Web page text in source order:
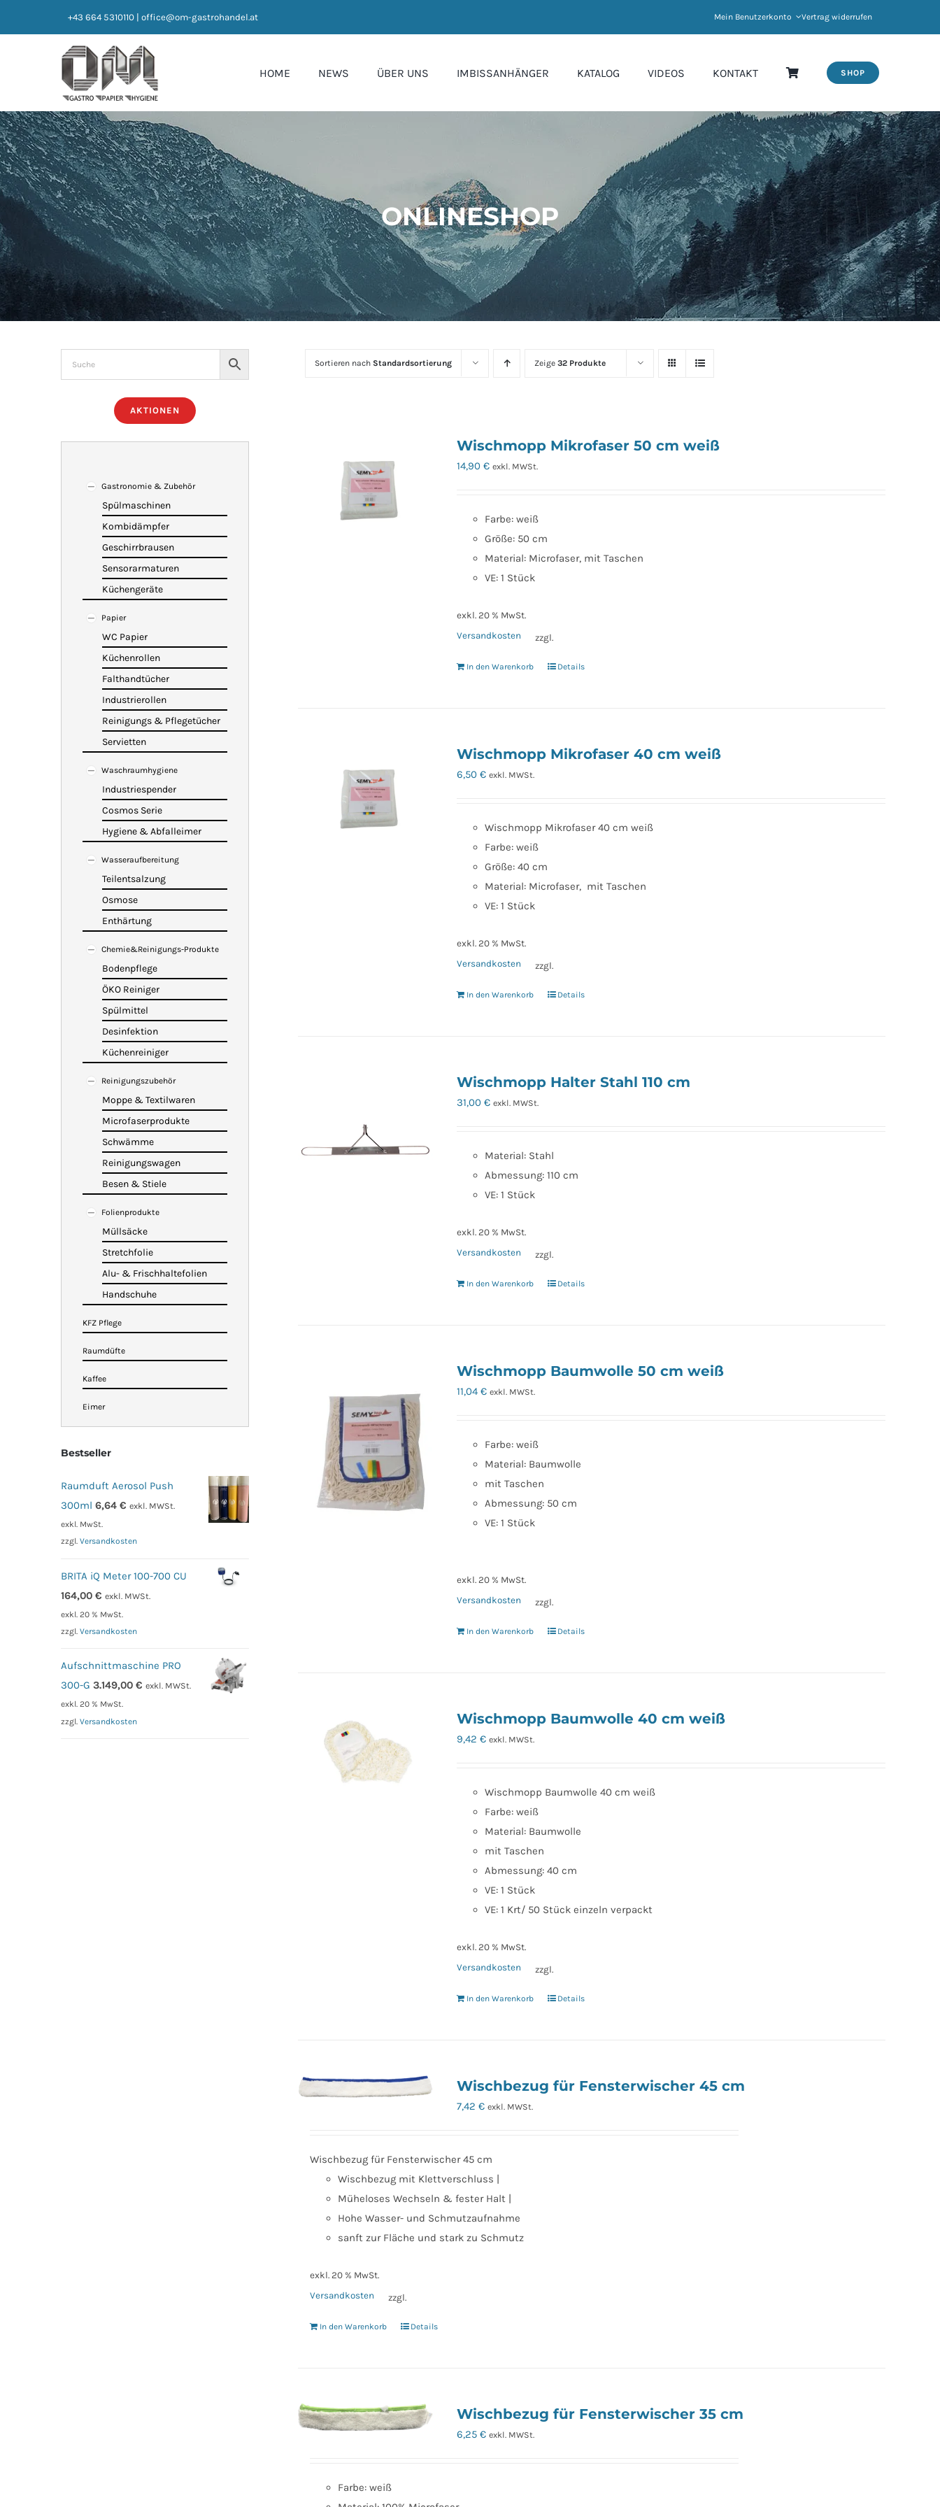
+43 664 5310110 office@om-gastrohandel.at Mein Benutzerkonto Vertrag widerrufen
HOME NEWS ÜBER UNS IMBISSANHÄNGER KATALOG VIDEOS KONTAKT SHOP
ONLINESHOP
Sortieren nach Standardsortierung Zeige32 Produkte
Wischmopp Mikrofaser 50 cm weiß
14,90 € exkl. MWSt.
Farbe: weiß
Größe: 50 cm
Material: Microfaser, mit Taschen
VE: 1 Stück
exkl. 20 % MwSt.
zzgl.
Versandkosten
In den Warenkorb Details
Wischmopp Mikrofaser 40 cm weiß
6,50 € exkl. MWSt.
Wischmopp Mikrofaser 40 cm weiß
Farbe: weiß
Größe: 40 cm
Material: Microfaser, mit Taschen
VE: 1 Stück
exkl. 20 % MwSt.
zzgl.
Versandkosten
In den Warenkorb Details
Wischmopp Halter Stahl 110 cm
31,00 € exkl. MWSt.
Material: Stahl
Abmessung: 110 cm
VE: 1 Stück
exkl. 20 % MwSt.
zzgl.
Versandkosten
In den Warenkorb Details
Wischmopp Baumwolle 50 cm weiß
11,04 € exkl. MWSt.
Farbe: weiß
Material: Baumwolle
mit Taschen
Abmessung: 50 cm
VE: 1 Stück
exkl. 20 % MwSt.
zzgl.
Versandkosten
In den Warenkorb Details
Wischmopp Baumwolle 40 cm weiß
9,42 € exkl. MWSt.
Wischmopp Baumwolle 40 cm weiß
Farbe: weiß
Material: Baumwolle
mit Taschen
Abmessung: 40 cm
VE: 1 Stück
VE: 1 Krt/ 50 Stück einzeln verpackt
exkl. 20 % MwSt.
zzgl.
Versandkosten
In den Warenkorb Details
Wischbezug für Fensterwischer 45 cm
7,42 € exkl. MWSt.
Wischbezug für Fensterwischer 45 cm
Wischbezug mit Klettverschluss |
Müheloses Wechseln & fester Halt |
Hohe Wasser- und Schmutzaufnahme
sanft zur Fläche und stark zu Schmutz
exkl. 20 % MwSt.
zzgl.
Versandkosten
In den Warenkorb Details
Wischbezug für Fensterwischer 35 cm
6,25 € exkl. MWSt.
Farbe: weiß
AKTIONEN
Gastronomie & Zubehör
Spülmaschinen
Kombidämpfer
Geschirrbrausen
Sensorarmaturen
Küchengeräte
Papier
WC Papier
Küchenrollen
Falthandtücher
Industrierollen
Reinigungs & Pflegetücher
Servietten
Waschraumhygiene
Industriespender
Cosmos Serie
Hygiene & Abfalleimer
Wasseraufbereitung
Teilentsalzung
Osmose
Enthärtung
Chemie&Reinigungs-Produkte
Bodenpflege
ÖKO Reiniger
Spülmittel
Desinfektion
Küchenreiniger
Reinigungszubehör
Moppe & Textilwaren
Microfaserprodukte
Schwämme
Reinigungswagen
Besen & Stiele
Folienprodukte
Müllsäcke
Stretchfolie
Alu- & Frischhaltefolien
Handschuhe
KFZ Pflege
Raumdüfte
Kaffee
Eimer
Bestseller
Raumduft Aerosol Push
300ml 6,64 € exkl. MWSt.
exkl. MwSt.
zzgl. Versandkosten
BRITA iQ Meter 100-700 CU
164,00 € exkl. MWSt.
exkl. 20 % MwSt.
zzgl. Versandkosten
Aufschnittmaschine PRO
300-G 3.149,00 € exkl. MWSt.
exkl. 20 % MwSt.
zzgl. Versandkosten